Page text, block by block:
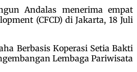
Andalas menerima empat
(CFCD) di Jakarta, 18 Juli
Berbasis Koperasi Setia Bakti
Lembaga Pariwisata